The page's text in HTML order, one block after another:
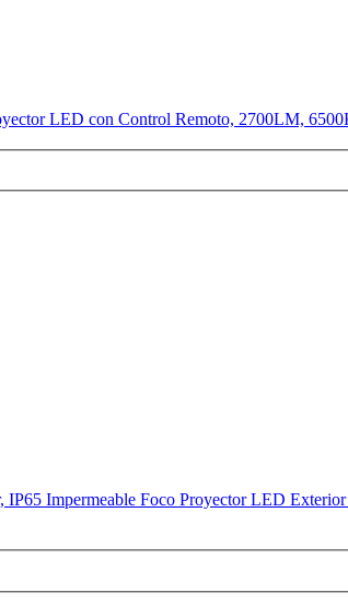
LED con Control Remoto, 2700LM,
Impermeable Foco Proyector LED